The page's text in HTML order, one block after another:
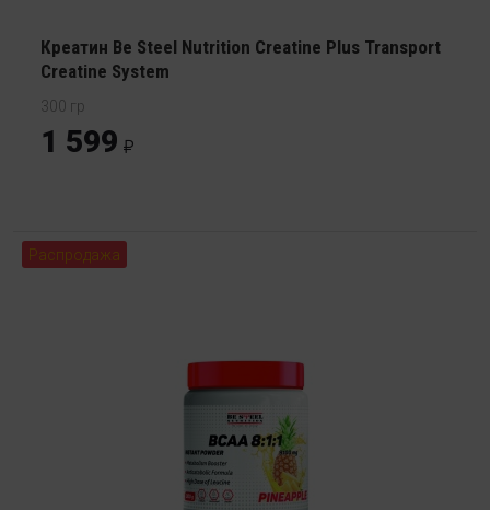
Креатин Be Steel Nutrition Creatine Plus Transport
Creatine System
300 гр
1 599
Распродажа